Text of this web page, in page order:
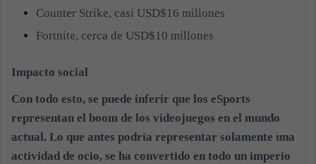
Counter Strike, casi USD$16 millones
Fortnite, cerca de USD$10 millones
Impacto social
Con todo esto, se puede inferir que los eSports
representan el boom de los videojuegos en el mundo
actual. Lo que antes podría representar solamente una
actividad de ocio, se ha convertido en todo un imperio